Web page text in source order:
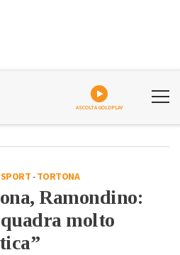
ASCOLTA GOLDPLAY
SPORT-TORTONA
Ramondino:
molto